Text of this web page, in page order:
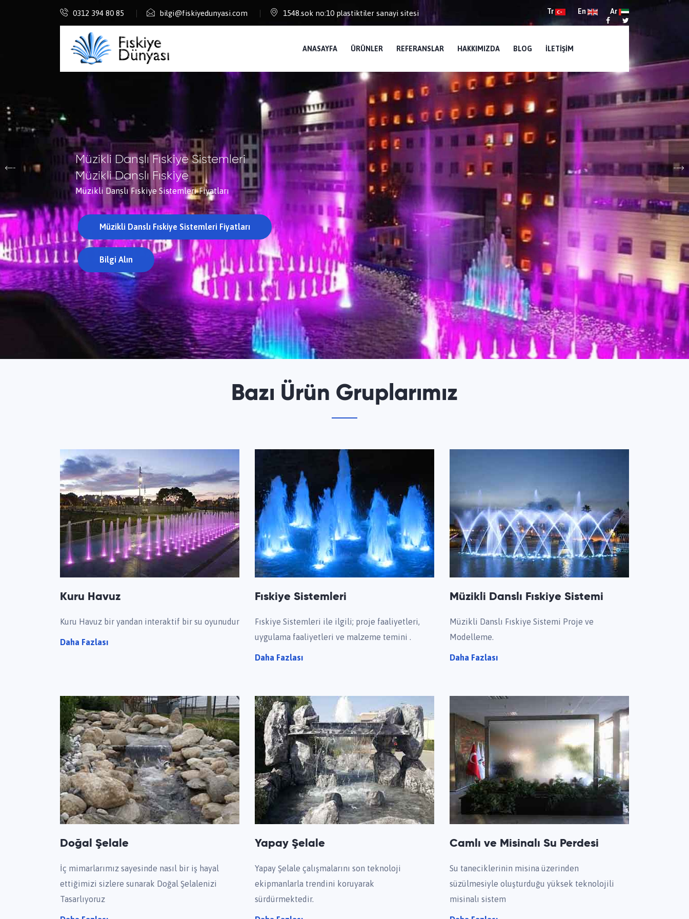
0312 394 80 85 bilgi@fiskiyedunyasi.com 1548.sok no:10 plastiktiler sanayi sitesi Tr En Ar
ANASAYFA ÜRÜNLER REFERANSLAR HAKKIMIZDA BLOG İLETIŞIM
Kuru Havuz Sistemleri
Kuru Havuz
Kuru Havuz Fiyatları
Kuru Havuz Fiyatları Bilgi Alın
Bazı Ürün Gruplarımız
Kuru Havuz
Kuru Havuz bir yandan interaktif bir su oyunudur
Daha Fazlası
Fıskiye Sistemleri
Fıskiye Sistemleri ile ilgili; proje faaliyetleri,
uygulama faaliyetleri ve malzeme temini .
Daha Fazlası
Müzikli Danslı Fıskiye Sistemi
Müzikli Danslı Fıskiye Sistemi Proje ve
Modelleme.
Daha Fazlası
Doğal Şelale
İç mimarlarımız sayesinde nasıl bir iş hayal
ettiğimizi sizlere sunarak Doğal Şelalenizi
Tasarlıyoruz
Yapay Şelale
Yapay Şelale çalışmalarını son teknoloji
ekipmanlarla trendini koruyarak
sürdürmektedir.
Camlı ve Misinalı Su Perdesi
Su taneciklerinin misina üzerinden
süzülmesiyle oluşturduğu yüksek teknolojili
misinalı sistem